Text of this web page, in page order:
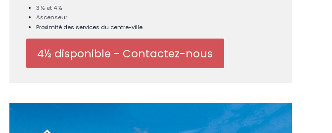
3 ½ et 4 ½
Ascenseur
Proximité des services du centre-ville
4½ disponible - Contactez-nous